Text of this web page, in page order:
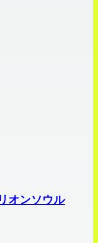
オンソウル